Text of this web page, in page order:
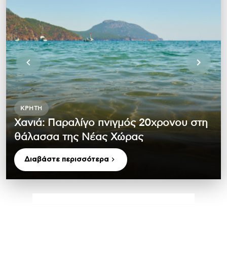
ΚΡΉΤΗ
Χανιά: Παραλίγο πνιγμός 20χρονου στη
θάλασσα της Νέας Χώρας
Διαβάστε περισσότερα